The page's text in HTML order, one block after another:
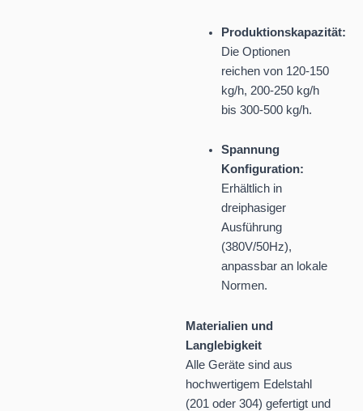
Produktionskapazität:
Die Optionen
reichen von 120-150
kg/h, 200-250 kg/h
bis 300-500 kg/h.
Spannung
Konfiguration:
Erhältlich in
dreiphasiger
Ausführung
(380V/50Hz),
anpassbar an lokale
Normen.
Materialien und
Langlebigkeit
Alle Geräte sind aus
hochwertigem Edelstahl
(201 oder 304) gefertigt und